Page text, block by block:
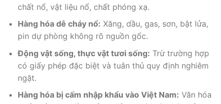
chất nổ, vật liệu nổ, chất phóng xạ.
Hàng hóa dễ cháy nổ: Xăng, dầu, gas, sơn, bật lửa,
pin dự phòng không rõ nguồn gốc.
Động vật sống, thực vật tươi sống: Trừ trường hợp
có giấy phép đặc biệt và tuân thủ quy định nghiêm
ngặt.
Hàng hóa bị cấm nhập khẩu vào Việt Nam: Văn hóa